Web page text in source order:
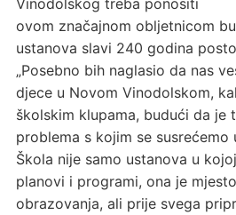
ovom značajnom obljetnicom
ustanova slavi 240 godina
„Posebno bih naglasio da nas
djece u Novom Vinodolskom,
školskim klupama, budući da je
problema s kojim se susrećemo
Škola nije samo ustanova u
planovi i programi, ona je
obrazovanja, ali prije svega